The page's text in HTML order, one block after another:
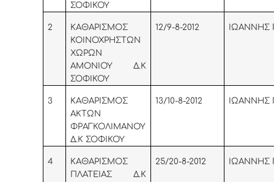
ΣΟΦΙΚΟΥ
2
KAΘΑΡΙΣΜΟΣ
ΚΟΙΝΟΧΡΗΣΤΩΝ
ΧΩΡΩΝ
ΑΜΟΝΙΟΥ Δ.Κ
ΣΟΦΙΚΟΥ
12/9-8-2012
3
KAΘΑΡΙΣΜΟΣ
ΑΚΤΩΝ
ΦΡΑΓΚΟΛΙΜΑΝΟΥ
Δ.Κ ΣΟΦΙΚΟΥ
13/10-8-2012
4
KAΘΑΡΙΣΜΟΣ
ΠΛΑΤΕΙΑΣ Δ.Κ
25/20-8-2012